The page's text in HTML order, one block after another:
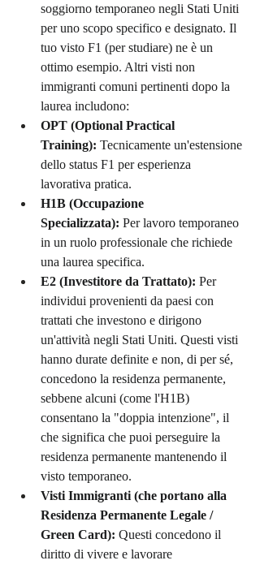
soggiorno temporaneo negli Stati Uniti
per uno scopo specifico e designato. Il
tuo visto F1 (per studiare) ne è un
ottimo esempio. Altri visti non
immigranti comuni pertinenti dopo la
laurea includono:
OPT (Optional Practical
Training): Tecnicamente un'estensione
dello status F1 per esperienza
lavorativa pratica.
H1B (Occupazione
Specializzata): Per lavoro temporaneo
in un ruolo professionale che richiede
una laurea specifica.
E2 (Investitore da Trattato): Per
individui provenienti da paesi con
trattati che investono e dirigono
un'attività negli Stati Uniti. Questi visti
hanno durate definite e non, di per sé,
concedono la residenza permanente,
sebbene alcuni (come l'H1B)
consentano la "doppia intenzione", il
che significa che puoi perseguire la
residenza permanente mantenendo il
visto temporaneo.
Visti Immigranti (che portano alla
Residenza Permanente Legale /
Green Card): Questi concedono il
diritto di vivere e lavorare